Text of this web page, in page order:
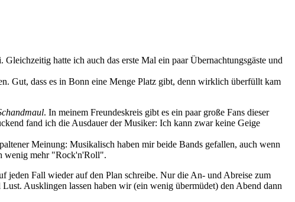
hatte ich auch das erste Mal ein paar Übernachtungsgäste und
Gut, dass es in Bonn eine Menge Platz gibt, denn wirklich überfüllt kam
. In meinem Freundeskreis gibt es ein paar große Fans dieser
fand ich die Ausdauer der Musiker: Ich kann zwar keine Geige
Meinung: Musikalisch haben mir beide Bands gefallen, auch wenn
wenig mehr "Rock'n'Roll".
jeden Fall wieder auf den Plan schreibe. Nur die An- und Abreise zum
Ausklingen lassen haben wir (ein wenig übermüdet) den Abend dann